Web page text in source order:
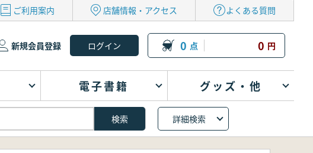
ご利用案内 店舗情報・アクセス よくある質問
新規会員登録 0 点 0 円
電子書籍 グッズ・他
詳細検索